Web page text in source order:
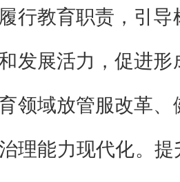
行教育职责，引
发展活力，促进
领域放管服改革
理能力现代化。